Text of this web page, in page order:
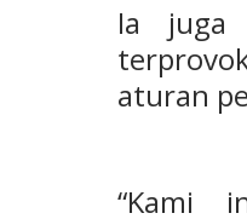
Ia juga
aturan
“Kami